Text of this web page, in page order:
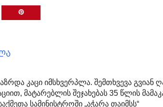
კაცი იმსხვერპლა. შემთხვევა გვიან
მატარებლის შეჯახებას 35 წლის
სამინისტროში „აჭარა თაიმსს“